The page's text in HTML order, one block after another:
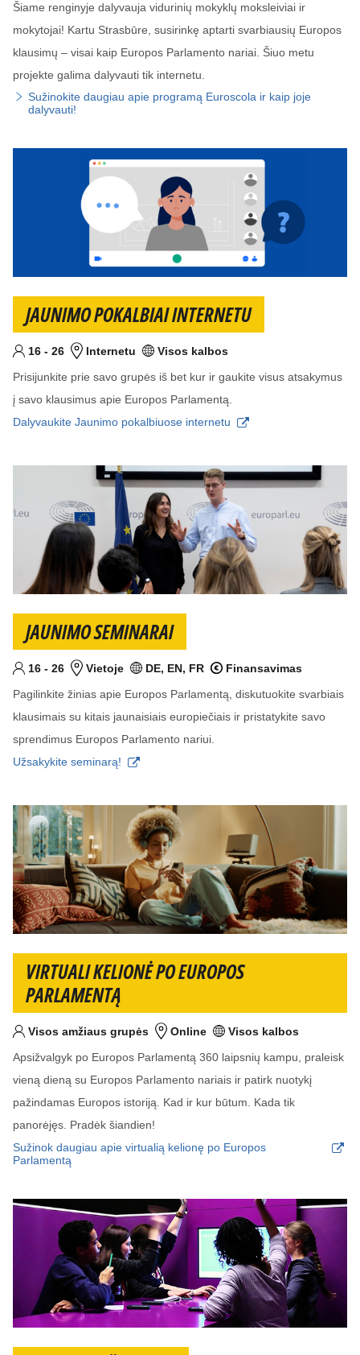
Šiame renginyje dalyvauja vidurinių mokyklų moksleiviai ir
mokytojai! Kartu Strasbūre, susirinkę aptarti svarbiausių Europos
klausimų – visai kaip Europos Parlamento nariai. Šiuo metu
projekte galima dalyvauti tik internetu.
Sužinokite daugiau apie programą Euroscola ir kaip joje
dalyvauti!
JAUNIMO POKALBIAI INTERNETU
Tikslinis am?ius
Nuo
16 - iki
26metai
VietaInternetu Kalba (-os)
Visos kalbos
Prisijunkite prie savo grupės iš bet kur ir gaukite visus atsakymus
į savo klausimus apie Europos Parlamentą.
Dalyvaukite Jaunimo pokalbiuose internetu
JAUNIMO SEMINARAI
Tikslinis am?ius
Nuo
16 - iki
26metai
VietaVietoje Kalba (-os)
DE, EN, FR Finansuojamas projektas
Finansavimas
Pagilinkite žinias apie Europos Parlamentą, diskutuokite svarbiais
klausimais su kitais jaunaisiais europiečiais ir pristatykite savo
sprendimus Europos Parlamento nariui.
Užsakykite seminarą!
VIRTUALI KELIONĖ PO EUROPOS
PARLAMENTĄ
Tikslinis am?ius
Visos amžiaus grupės VietaOnline Kalba (-os)
Visos kalbos
Apsižvalgyk po Europos Parlamentą 360 laipsnių kampu, praleisk
vieną dieną su Europos Parlamento nariais ir patirk nuotykį
pažindamas Europos istoriją. Kad ir kur būtum. Kada tik
panorėjęs. Pradėk šiandien!
Sužinok daugiau apie virtualią kelionę po Europos
Parlamentą